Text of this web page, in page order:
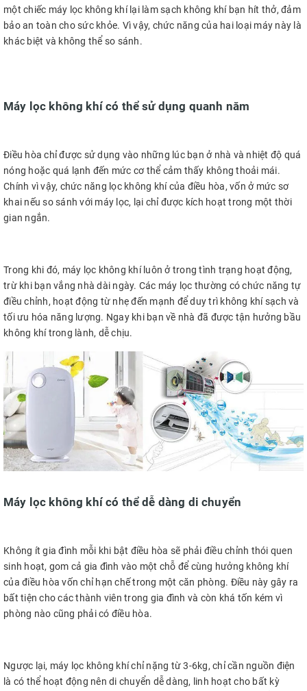
một chiếc máy lọc không khí lại làm sạch không khí bạn hít thở, đảm
bảo an toàn cho sức khỏe. Vì vậy, chức năng của hai loại máy này là
khác biệt và không thể so sánh.
Máy lọc không khí có thể sử dụng quanh năm
Điều hòa chỉ được sử dụng vào những lúc bạn ở nhà và nhiệt độ quá
nóng hoặc quá lạnh đến mức cơ thể cảm thấy không thoải mái.
Chính vì vậy, chức năng lọc không khí của điều hòa, vốn ở mức sơ
khai nếu so sánh với máy lọc, lại chỉ được kích hoạt trong một thời
gian ngắn.
Trong khi đó, máy lọc không khí luôn ở trong tình trạng hoạt động,
trừ khi bạn vắng nhà dài ngày. Các máy lọc thường có chức năng tự
điều chỉnh, hoạt động từ nhẹ đến mạnh để duy trì không khí sạch và
tối ưu hóa năng lượng. Ngay khi bạn về nhà đã được tận hưởng bầu
không khí trong lành, dễ chịu.
Máy lọc không khí có thể dễ dàng di chuyển
Không ít gia đình mỗi khi bật điều hòa sẽ phải điều chỉnh thói quen
sinh hoạt, gom cả gia đình vào một chỗ để cùng hưởng không khí
của điều hòa vốn chỉ hạn chế trong một căn phòng. Điều này gây ra
bất tiện cho các thành viên trong gia đình và còn khá tốn kém vì
phòng nào cũng phải có điều hòa.
Ngược lại, máy lọc không khí chỉ nặng từ 3-6kg, chỉ cần nguồn điện
là có thể hoạt động nên di chuyển dễ dàng, linh hoạt cho bất kỳ